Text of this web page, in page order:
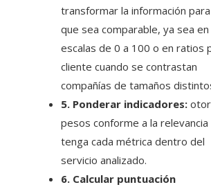
transformar la información para
que sea comparable, ya sea en
escalas de 0 a 100 o en ratios
cliente cuando se contrastan
compañías de tamaños
5. Ponderar indicadores:
pesos conforme a la relevancia
tenga cada métrica dentro del
servicio analizado.
6. Calcular puntuación